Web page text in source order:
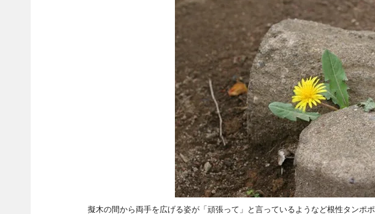
擬木の間から両手を広げる姿が「頑張って」と言っているようなど根性タンポポ